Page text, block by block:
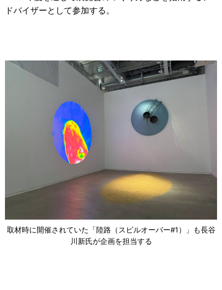
ドバイザーとして参加する。
取材時に開催されていた「陸路（スピルオーバー#1）」も長谷
川新氏が企画を担当する